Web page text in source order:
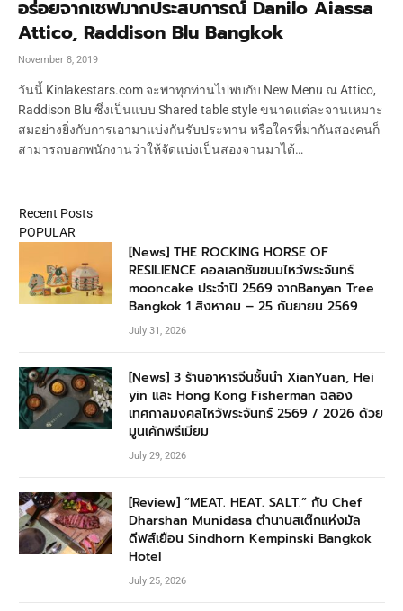
อร่อยจากเชฟมากประสบการณ์ Danilo Aiassa
Attico, Raddison Blu Bangkok
November 8, 2019
วันนี้ Kinlakestars.com จะพาทุกท่านไปพบกับ New Menu ณ Attico,
Raddison Blu ซึ่งเป็นแบบ Shared table style ขนาดแต่ละจานเหมาะ
สมอย่างยิ่งกับการเอามาแบ่งกันรับประทาน หรือใครที่มากันสองคนก็
สามารถบอกพนักงานว่าให้จัดแบ่งเป็นสองจานมาได้…
Recent Posts
POPULAR
[News] THE ROCKING HORSE OF
RESILIENCE คอลเลกชันขนมไหว้พระจันทร์
mooncake ประจำปี 2569 จากBanyan Tree
Bangkok 1 สิงหาคม – 25 กันยายน 2569
July 31, 2026
[News] 3 ร้านอาหารจีนชั้นนำ XianYuan, Hei
yin และ Hong Kong Fisherman ฉลอง
เทศกาลมงคลไหว้พระจันทร์ 2569 / 2026 ด้วย
มูนเค้กพรีเมียม
July 29, 2026
[Review] “MEAT. HEAT. SALT.” กับ Chef
Dharshan Munidasa ตำนานสเต๊กแห่งมัล
ดีฟส์เยือน Sindhorn Kempinski Bangkok
Hotel
July 25, 2026